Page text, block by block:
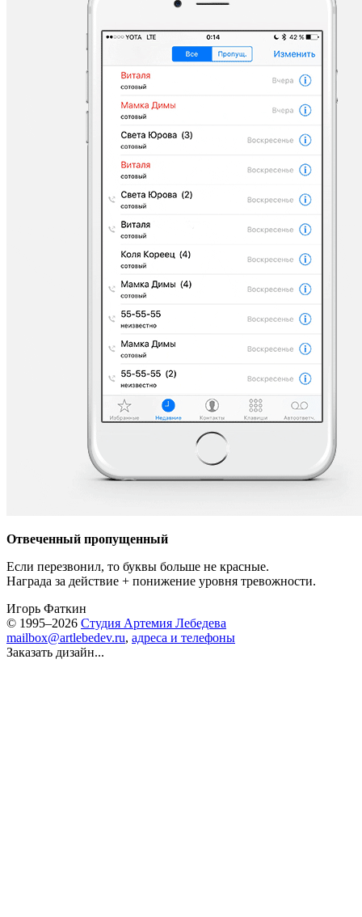
Отвеченный пропущенный
Если перезвонил, то буквы больше не красные.
Награда за действие + понижение уровня тревожности.
Игорь Фаткин
© 1995–2026 Студия Артемия Лебедева
mailbox@artlebedev.ru, адреса и телефоны
Заказать дизайн...